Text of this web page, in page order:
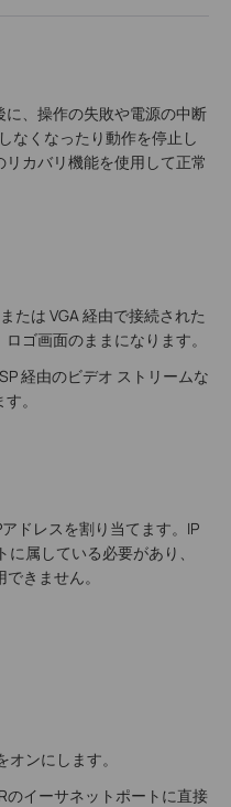
、操作の失敗や電源の中断
なくなったり動作を停止し
カバリ機能を使用して正常
たは VGA 経由で接続された
ゴ画面のままになります。
経由のビデオ ストリームな
。
ドレスを割り当てます。IP
属している必要があり、
きません。
オンにします。
のイーサネットポートに直接